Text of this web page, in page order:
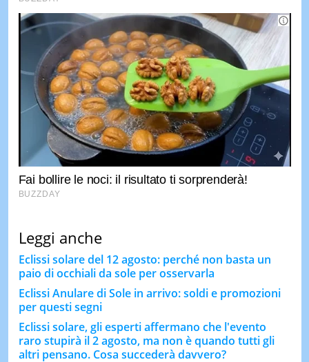
Leggi anche
Eclissi solare del 12 agosto: perché non basta un
paio di occhiali da sole per osservarla
Eclissi Anulare di Sole in arrivo: soldi e promozioni
per questi segni
Eclissi solare, gli esperti affermano che l'evento
raro stupirà il 2 agosto, ma non è quando tutti gli
altri pensano. Cosa succederà davvero?